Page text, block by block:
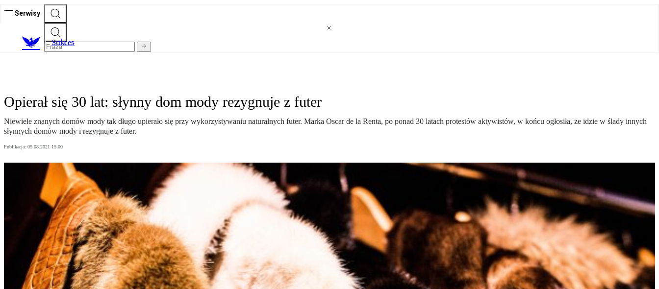
Serwisy
Sukces
Opierał się 30 lat: słynny dom mody rezygnuje z futer
Niewiele znanych domów mody tak długo upierało się przy wykorzystywaniu naturalnych futer. Marka Oscar de la Renta, po ponad 30 latach protestów aktywistów, w końcu ogłosiła, że idzie w ślady innych
słynnych domów mody i rezygnuje z futer.
Publikacja: 05.08.2021 15:00